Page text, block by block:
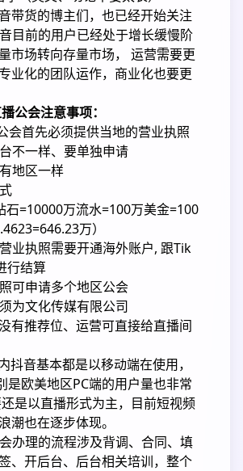
带货的博主们，也已经开始关注
目前的用户已经处于增长缓慢阶
市场转向存量市场， 运营需要更
业化的团队运作，商业化也要更
公会注意事项：
会首先必须提供当地的营业执照
不一样、要单独申请
地区一样
石=10000万流水=100万美金=100
万）
业执照需要开通海外账户, 跟Tik
行结算
可申请多个地区公会
为文化传媒有限公司
有推荐位、运营可直接给直播间
抖音基本都是以移动端在使用，
欧美地区PC端的用户量也非常
是以直播形式为主，目前短视频
潮也在逐步体现。
办理的流程涉及背调、合同、填
、开后台、后台相关培训，整个